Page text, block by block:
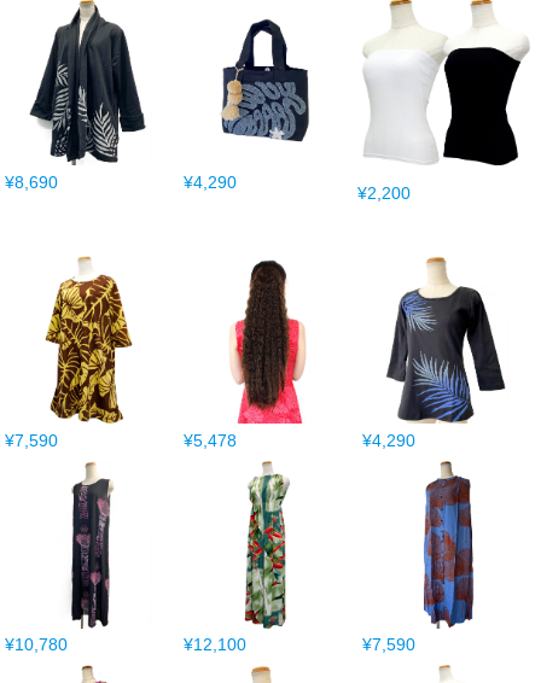
¥8,690 ¥4,290
¥2,200
¥7,590 ¥5,478 ¥4,290
¥10,780 ¥12,100 ¥7,590